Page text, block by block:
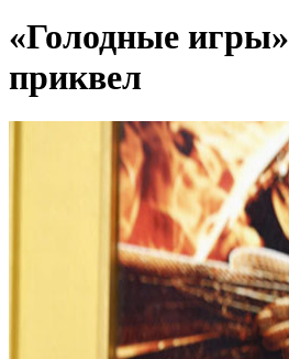
«Голодные
приквел